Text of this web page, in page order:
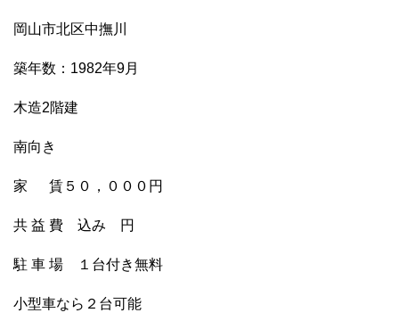
岡山市北区中撫川
築年数：1982年9月
木造2階建
南向き
家 賃５０，０００円
共 益 費 込み 円
駐 車 場 １台付き無料
小型車なら２台可能